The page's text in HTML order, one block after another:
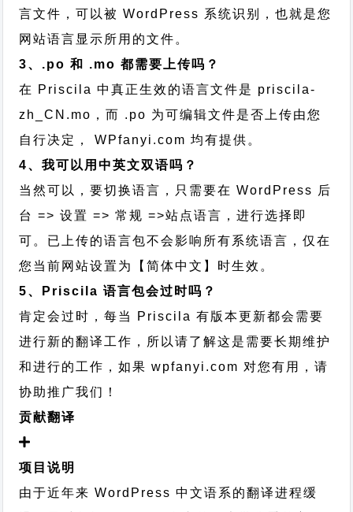
言文件，可以被 WordPress 系统识别，也就是您
网站语言显示所用的文件。
3、.po 和 .mo 都需要上传吗？
在 Priscila 中真正生效的语言文件是 priscila-
zh_CN.mo，而 .po 为可编辑文件是否上传由您
自行决定， WPfanyi.com 均有提供。
4、我可以用中英文双语吗？
当然可以，要切换语言，只需要在 WordPress 后
台 => 设置 => 常规 =>站点语言，进行选择即
可。已上传的语言包不会影响所有系统语言，仅在
您当前网站设置为【简体中文】时生效。
5、Priscila 语言包会过时吗？
肯定会过时，每当 Priscila 有版本更新都会需要
进行新的翻译工作，所以请了解这是需要长期维护
和进行的工作，如果 wpfanyi.com 对您有用，请
协助推广我们！
贡献翻译
项目说明
由于近年来 WordPress 中文语系的翻译进程缓